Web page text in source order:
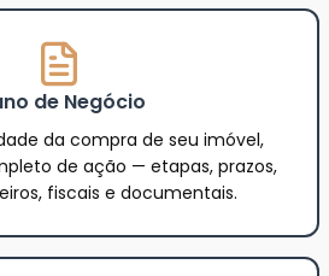
de Negócio
da compra de seu imóvel,
de ação — etapas, prazos,
fiscais e documentais.